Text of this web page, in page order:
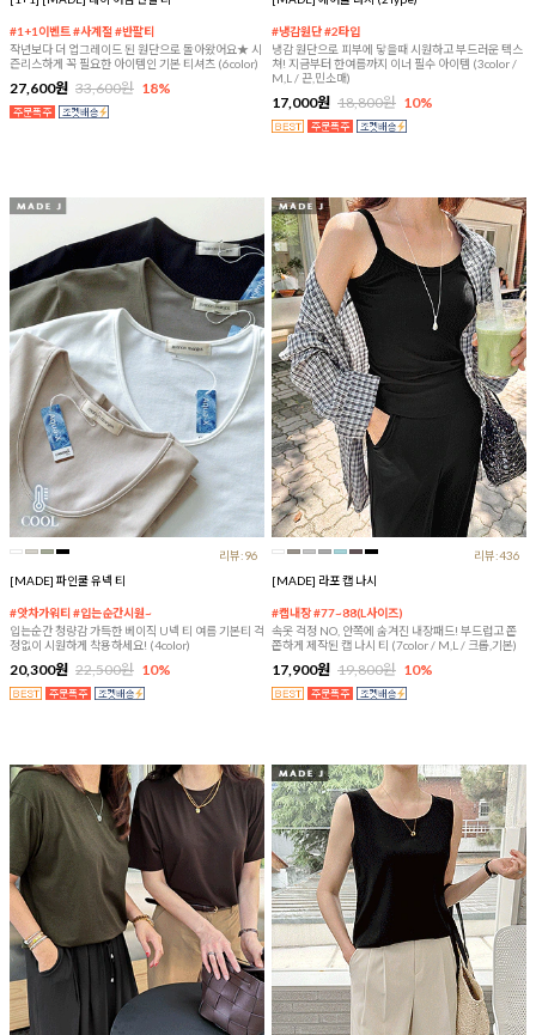
#1+1이벤트 #사계절 #반팔티
작년보다 더 업그레이드 된 원단으로 돌아왔어요★ 시
즌리스하게 꼭 필요한 아이템인 기본 티셔츠 (6color)
27,600원 33,600원 18%
#냉감원단 #2타입
냉감 원단으로 피부에 닿을때 시원하고 부드러운 텍스
쳐! 지금부터 한여름까지 이너 필수 아이템 (3color /
M,L / 끈,민소매)
17,000원 18,800원 10%
리뷰:96
[MADE] 파인쿨 유넥 티
#앗차가워티 #입는순간시원~
입는순간 청량감 가득한 베이직 U넥 티 여름 기본티 걱
정없이 시원하게 착용하세요! (4color)
20,300원 22,500원 10%
리뷰:436
[MADE] 라포 캡 나시
#캡내장 #77~88(L사이즈)
속옷 걱정 NO, 안쪽에 숨겨진 내장패드! 부드럽고 쫀
쫀하게 제작된 캡 나시 티 (7color / M,L / 크롭,기본)
17,900원 19,800원 10%